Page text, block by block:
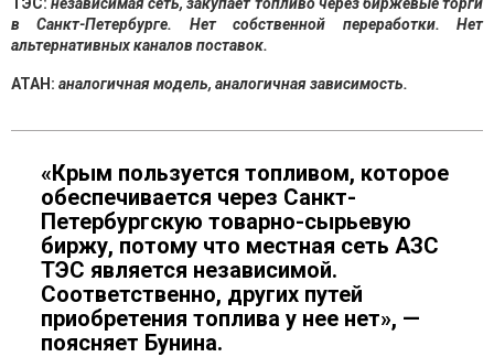
в Санкт-Петербурге. Нет собственной переработки. Нет
альтернативных каналов поставок.
АТАН: аналогичная модель, аналогичная зависимость.
«Крым пользуется топливом, которое
обеспечивается через Санкт-
Петербургскую товарно-сырьевую
биржу, потому что местная сеть АЗС
ТЭС является независимой.
Соответственно, других путей
приобретения топлива у нее нет», —
поясняет Бунина.